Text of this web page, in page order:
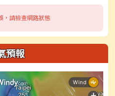
請檢查網路狀態
預報